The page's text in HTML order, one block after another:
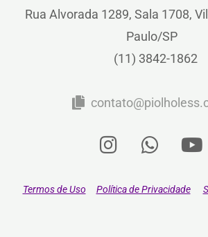
Rua Alvorada 1289, Sala 1708,
Paulo/SP
(11) 3842-1862
Termos de Uso Política de Privacidade